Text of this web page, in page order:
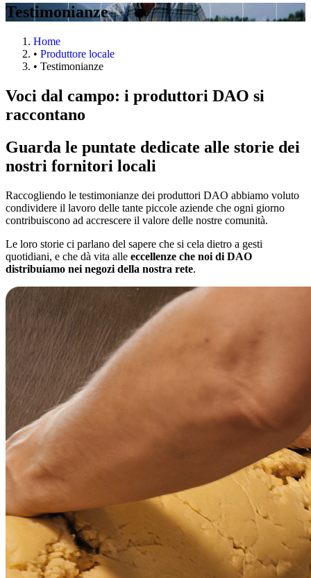
Testimonianze
Home
• Produttore locale
• Testimonianze
Voci dal campo: i produttori DAO si
raccontano
Guarda le puntate dedicate alle storie dei
nostri fornitori locali
Raccogliendo le testimonianze dei produttori DAO abbiamo voluto
condividere il lavoro delle tante piccole aziende che ogni giorno
contribuiscono ad accrescere il valore delle nostre comunità.
Le loro storie ci parlano del sapere che si cela dietro a gesti
quotidiani, e che dà vita alle eccellenze che noi di DAO
distribuiamo nei negozi della nostra rete.